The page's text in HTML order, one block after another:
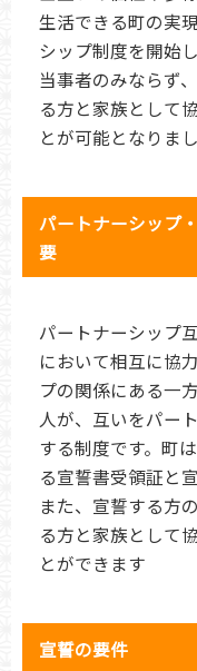
生活できる町の実
シップ制度を開始
当事者のみならず
る方と家族として
とが可能となりまし
パートナーシップ
要
パートナーシップ
において相互に協
プの関係にある一
人が、互いをパー
する制度です。町
る宣誓書受領証と
また、宣誓する方
る方と家族として
とができます
宣誓の要件